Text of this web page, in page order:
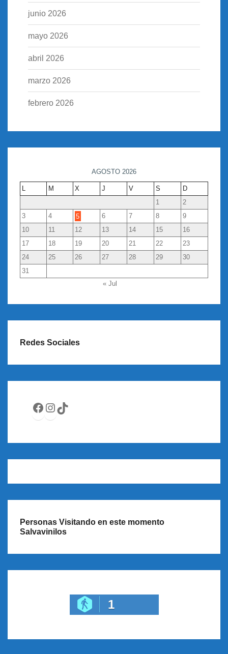
junio 2026
mayo 2026
abril 2026
marzo 2026
febrero 2026
AGOSTO 2026
L M X J V S
D
1
2
3
4 5 6 7 8
9
10
11 12 13 14 15
16
17
18 19 20 21 22
23
24
25 26 27 28 29
30
31
« Jul
Redes Sociales
Facebook
Instagram
TikTok
Personas Visitando en este momento
Salvavinilos
1